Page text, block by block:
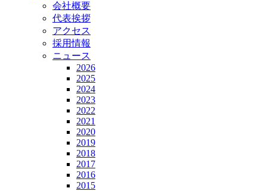
会社概要
代表挨拶
アクセス
採用情報
ニュース
2026
2025
2024
2023
2022
2021
2020
2019
2018
2017
2016
2015